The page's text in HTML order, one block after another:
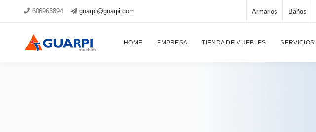
606963894 guarpi@guarpi.com Armarios Baños
HOME EMPRESA TIENDA DE MUEBLES SERVICIOS